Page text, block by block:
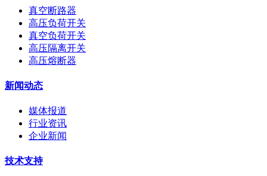
真空断路器
高压负荷开关
真空负荷开关
高压隔离开关
高压熔断器
新闻动态
媒体报道
行业资讯
企业新闻
技术支持